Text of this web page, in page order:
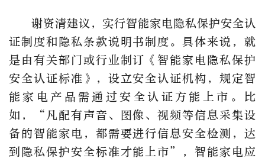
谢资清建议，实行智能家电隐私保护安全认
证制度和隐私条款说明书制度。具体来说，就
是由有关部门或行业制订《智能家电隐私保护
安全认证标准》，设立安全认证机构，规定智
能家电产品需通过安全认证方能上市。比
如，“凡配有声音、图像、视频等信息采集设
备的智能家电，都需要进行信息安全检测，达
到隐私保护安全标准才能上市”，智能家电应